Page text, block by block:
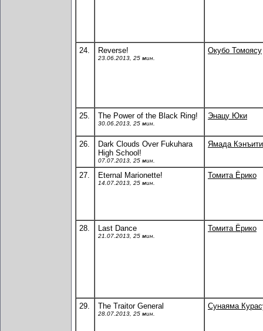
24. Reverse!
23.06.2013, 25 мин.
Окубо Томоясу
25. The Power of the Black Ring!
30.06.2013, 25 мин.
Энацу Юки
26.
Dark Clouds Over Fukuhara
High School!
07.07.2013, 25 мин.
Ямада Кэнъити
27. Eternal Marionette!
14.07.2013, 25 мин.
Томита Ёрико
28. Last Dance
21.07.2013, 25 мин.
Томита Ёрико
29. The Traitor General
28.07.2013, 25 мин.
Сунаяма